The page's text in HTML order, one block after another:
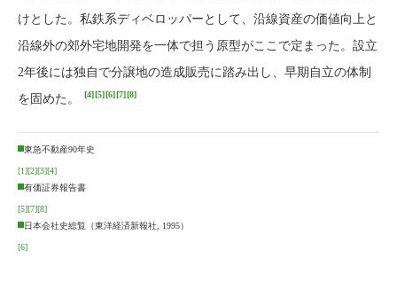
けとした。私鉄系ディベロッパーとして、沿線資産の価値向上と
沿線外の郊外宅地開発を一体で担う原型がここで定まった。設立
2年後には独自で分譲地の造成販売に踏み出し、早期自立の体制
を固めた。
[4][5][6][7][8]
東急不動産90年史
[1][2][3][4]
有価証券報告書
[5][7][8]
日本会社史総覧（東洋経済新報社, 1995）
[6]